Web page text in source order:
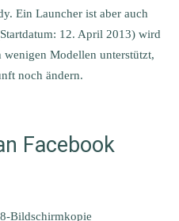
Ein Launcher ist aber auch
12. April 2013) wird
Modellen unterstützt,
noch ändern.
Facebook